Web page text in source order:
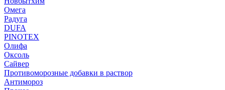
Омега
Радуга
DUFA
PINOTEX
Олифа
Оксоль
Сайвер
Противоморозные добавки в раствор
Антимороз